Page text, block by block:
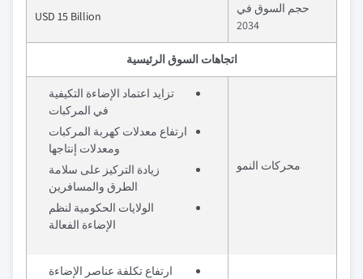
حجم السوق في
2034
USD 15 Billion
اتجاهات السوق الرئيسية
محركات النمو
تزايد اعتماد الإضاءة التكيفية
في المركبات
ارتفاع معدلات كهربة المركبات
ومعدلات إنتاجها
زيادة التركيز على سلامة
الطرق والمسافرين
الولايات الحكومية لنظم
الإضاءة الفعالة
ارتفاع تكلفة عناصر الإضاءة